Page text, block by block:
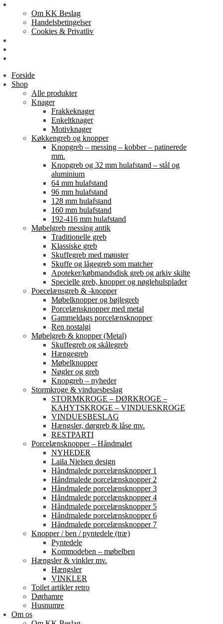
Om KK Beslag
Handelsbetingelser
Cookies & Privatliv
Forside
Shop
Alle produkter
Knager
Frakkeknager
Enkeltknager
Motivknager
Køkkengreb og knopper
Knopgreb – messing – kobber – patinerede
mm.
Knopgreb og 32 mm hulafstand – stål og
aluminium
64 mm hulafstand
96 mm hulafstand
128 mm hulafstand
160 mm hulafstand
192-416 mm hulafstand
Møbelgreb messing antik
Traditionelle greb
Klassiske greb
Skuffegreb med mønster
Skuffe og lågegreb som matcher
Apoteker/købmandsdisk greb og arkiv skilte
Specielle greb, knopper og nøglehulsplader
Poecelænsgreb & -knopper
Møbelknopper og bøjlegreb
Porcelænsknopper med metal
Gammeldags porcelænsknopper
Ren nostalgi
Møbelgreb & knopper (Metal)
Skuffegreb og skålegreb
Hængegreb
Møbelknopper
Nøgler og greb
Knopgreb – nyheder
Stormkroge & vinduesbeslag
STORMKROGE – DØRKROGE –
KAHYTSKROGE – VINDUESKROGE
VINDUESBESLAG
Hængsler, dørgreb & låse mv.
RESTPARTI
Porcelænsknopper – Håndmalet
NYHEDER
Laila Nielsen design
Håndmalede porcelænsknopper 1
Håndmalede porcelænsknopper 2
Håndmalede porcelænsknopper 3
Håndmalede porcelænsknopper 4
Håndmalede porcelænsknopper 5
Håndmalede porcelænsknopper 6
Håndmalede porcelænsknopper 7
Knopper / ben / pyntedele (træ)
Pyntedele
Kommodeben – møbelben
Hængsler & vinkler mv.
Hængsler
VINKLER
Toilet artikler retro
Dørhamre
Husnumre
Om os